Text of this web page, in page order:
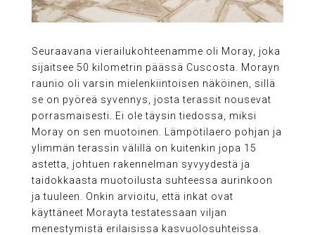
Seuraavana vierailukohteenamme oli Moray, joka
sijaitsee 50 kilometrin päässä Cuscosta. Morayn
raunio oli varsin mielenkiintoisen näköinen, sillä
se on pyöreä syvennys, josta terassit nousevat
porrasmaisesti. Ei ole täysin tiedossa, miksi
Moray on sen muotoinen. Lämpötilaero pohjan ja
ylimmän terassin välillä on kuitenkin jopa 15
astetta, johtuen rakennelman syvyydestä ja
taidokkaasta muotoilusta suhteessa aurinkoon
ja tuuleen. Onkin arvioitu, että inkat ovat
käyttäneet Morayta testatessaan viljan
menestymistä erilaisissa kasvuolosuhteissa.